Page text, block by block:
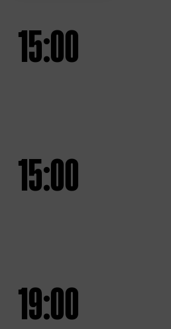
15:00
15:00
19:00